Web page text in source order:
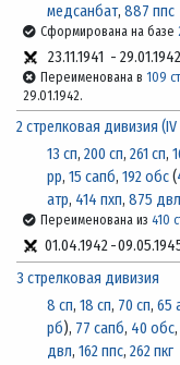
медсанбат, 887 ппс
Сформирована на базе
23.11.1941 - 29.01.1942
Переименована в 109
29.01.1942.
2 стрелковая дивизия
13 сп, 200 сп, 261 сп,
рр, 15 сапб, 192 обс(
атр, 414 пхп, 875 двл
Переименована из410
01.04.1942-
3 стрелковая дивизия
8 сп, 18 сп, 70 сп, 65
рб), 77 сапб, 40 обс,
двл, 162 ппс, 262 пкг